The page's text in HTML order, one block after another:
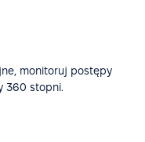
monitoruj postępy
360 stopni.